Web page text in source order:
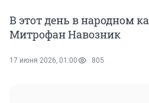
В этот день в народном
Митрофан Навозник
17 июня 2026, 01:00 805